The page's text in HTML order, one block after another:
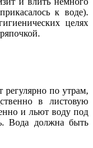
к воде).
целях
регулярно по утрам,
в листовую
и льют воду под
Вода должна быть